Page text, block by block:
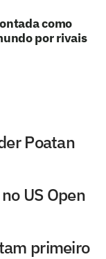
como
por rivais
Poatan
US Open
primeiro